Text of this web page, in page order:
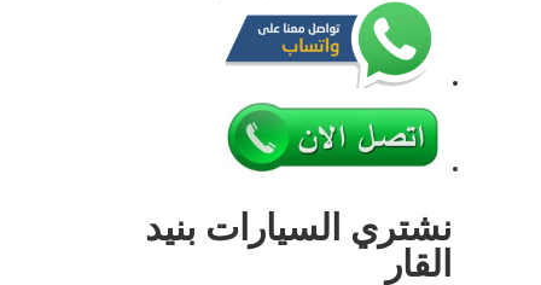
نشتري السيارات بنيد
القار